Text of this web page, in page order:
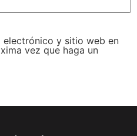
electrónico y sitio web en
vez que haga un